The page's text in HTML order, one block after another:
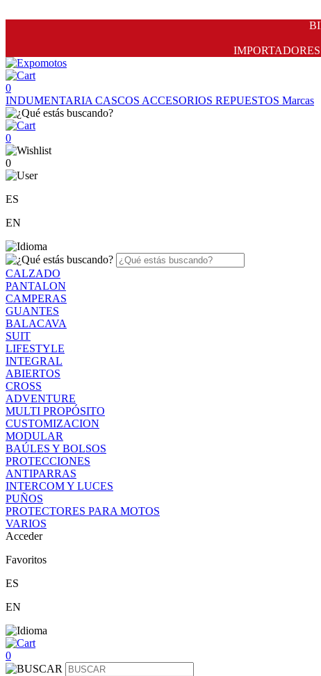
0
INDUMENTARIA CASCOS ACCESORIOS REPUESTOS Marcas
0
0
ES
EN
CALZADO
PANTALON
CAMPERAS
GUANTES
BALACAVA
SUIT
LIFESTYLE
INTEGRAL
ABIERTOS
CROSS
ADVENTURE
MULTI PROPÓSITO
CUSTOMIZACION
MODULAR
BAÚLES Y BOLSOS
PROTECCIONES
ANTIPARRAS
INTERCOM Y LUCES
PUÑOS
PROTECTORES PARA MOTOS
VARIOS
Acceder
Favoritos
ES
EN
0